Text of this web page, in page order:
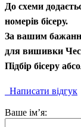
До схеми
номерів бісеру.
За вашим
для вишивки
Підбір бісеру
Написати відгук
Ваше ім’я: